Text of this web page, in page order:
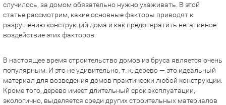
случилось, за домом обязательно нужно ухаживать. В этой
статье рассмотрим, какие основные факторы приводят к
разрушению конструкций дома и как предотвратить негативное
воздействие этих факторов.
В настоящее время строительство домов из бруса является очень
популярным. И это не удивительно, т. к. дерево — это идеальный
материал для возведения домов практически любой конструкции.
Кроме того, дерево имеет длительный срок эксплуатации,
экологично, выделяется среди других строительных материалов